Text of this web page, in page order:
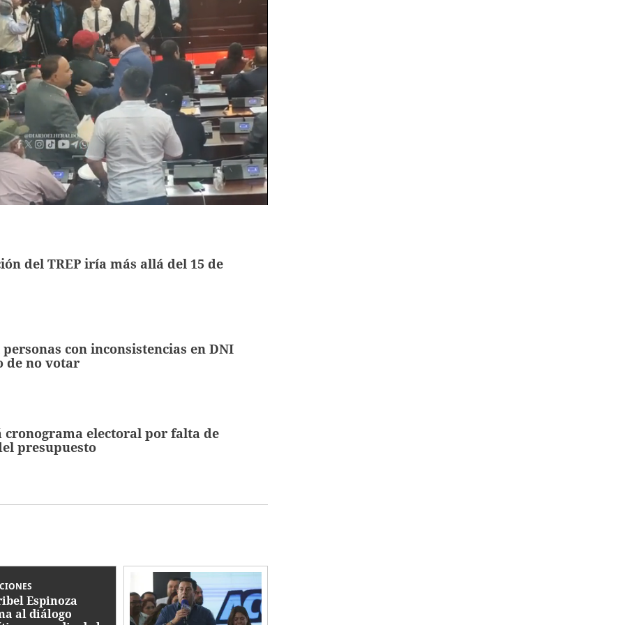
del TREP iría más allá del 15 de
personas con inconsistencias en DNI
de no votar
cronograma electoral por falta de
presupuesto
Espinoza
al diálogo